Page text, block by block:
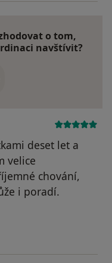
o tom,
navštívit?
deset let a
velice
chování,
i poradí.